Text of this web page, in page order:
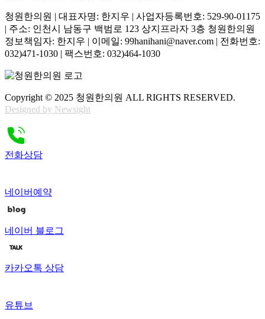
청원한의원 | 대표자명: 한지우 | 사업자등록번호: 529-90-01175
| 주소: 인천시 남동구 백범로 123 상지프라자 3층 청원한의원
정보책임자: 한지우 | 이메일: 99hanihani@naver.com | 전화번호:
032)471-1030 | 팩스번호: 032)464-1030
Copyright © 2025 청원한의원 ALL RIGHTS RESERVED.
Designed by Newsight
전화상담
네이버예약
네이버 블로그
카카오톡 상담
유튜브